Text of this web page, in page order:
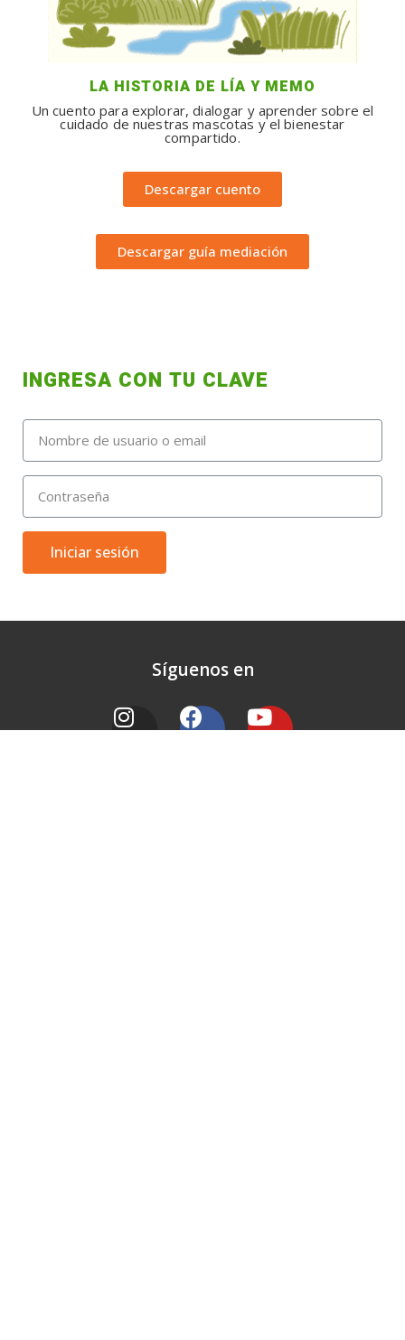
LA HISTORIA DE LÍA Y MEMO
Un cuento para explorar, dialogar y aprender sobre el
cuidado de nuestras mascotas y el bienestar
compartido.
Descargar cuento
Descargar guía mediación
INGRESA CON TU CLAVE
Iniciar sesión
Síguenos en